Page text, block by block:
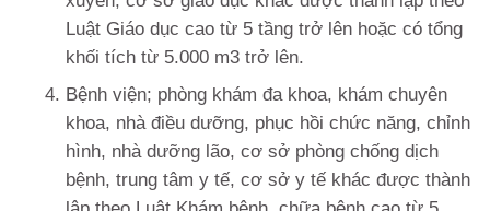
Luật Giáo dục cao từ 5 tầng trở lên hoặc có tổng
khối tích từ 5.000 m3 trở lên.
Bệnh viện; phòng khám đa khoa, khám chuyên
khoa, nhà điều dưỡng, phục hồi chức năng, chỉnh
hình, nhà dưỡng lão, cơ sở phòng chống dịch
bệnh, trung tâm y tế, cơ sở y tế khác được thành